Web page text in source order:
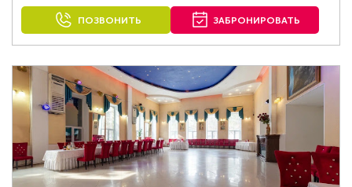
ПОЗВОНИТЬ ЗАБРОНИРОВАТЬ